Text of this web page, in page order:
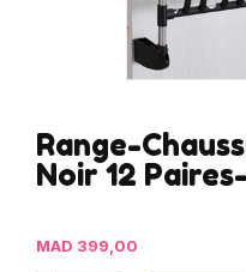
Range-
Noir 12
MAD 399,00